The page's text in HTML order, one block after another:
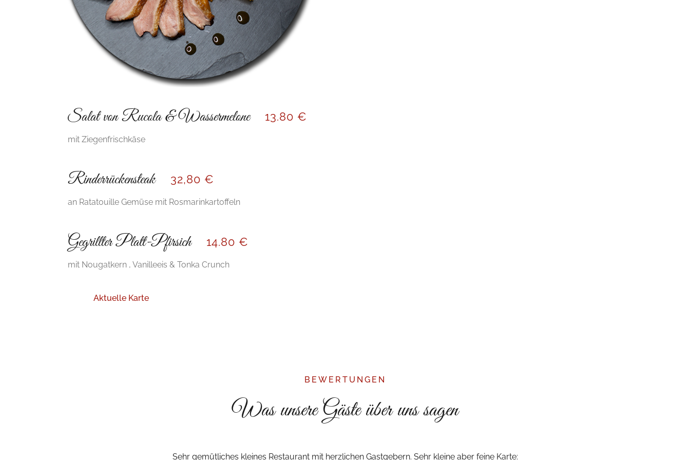
Salat von Rucola & Wassermelone 13.80 €
mit Ziegenfrischkäse
Rinderrückensteak 32,80 €
an Ratatouille Gemüse mit Rosmarinkartoffeln
Gegrillter Platt-Pfirsich 14.80 €
mit Nougatkern , Vanilleeis & Tonka Crunch
Aktuelle Karte
BEWERTUNGEN
Was unsere Gäste über uns sagen
Sehr gemütliches kleines Restaurant mit herzlichen Gastgebern. Sehr kleine aber feine Karte: